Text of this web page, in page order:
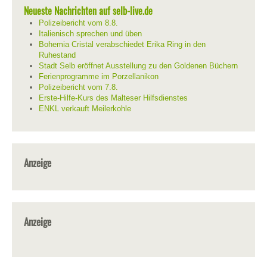
Neueste Nachrichten auf selb-live.de
Polizeibericht vom 8.8.
Italienisch sprechen und üben
Bohemia Cristal verabschiedet Erika Ring in den
Ruhestand
Stadt Selb eröffnet Ausstellung zu den Goldenen Büchern
Ferienprogramme im Porzellanikon
Polizeibericht vom 7.8.
Erste-Hilfe-Kurs des Malteser Hilfsdienstes
ENKL verkauft Meilerkohle
Anzeige
Anzeige